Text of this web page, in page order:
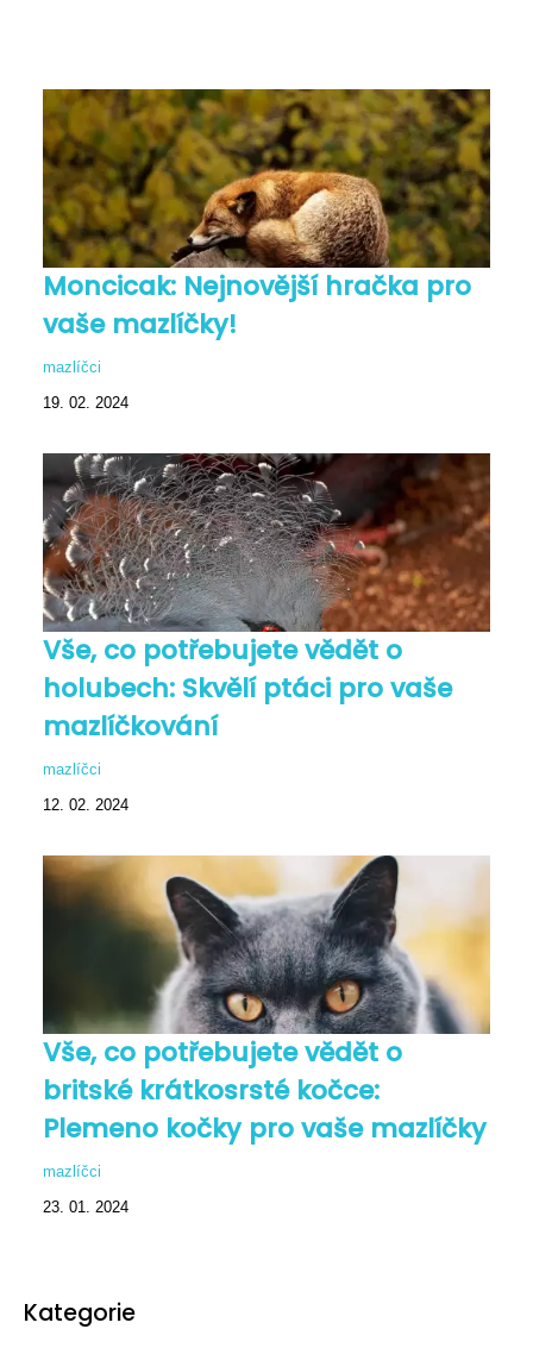
Moncicak: Nejnovější hračka pro
vaše mazlíčky!
mazlíčci
19. 02. 2024
Vše, co potřebujete vědět o
holubech: Skvělí ptáci pro vaše
mazlíčkování
mazlíčci
12. 02. 2024
Vše, co potřebujete vědět o
britské krátkosrsté kočce:
Plemeno kočky pro vaše mazlíčky
mazlíčci
23. 01. 2024
Kategorie